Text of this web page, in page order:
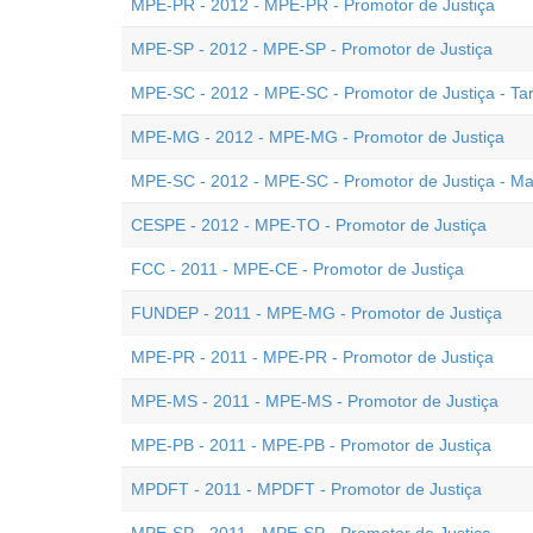
MPE-PR - 2012 - MPE-PR - Promotor de Justiça
MPE-SP - 2012 - MPE-SP - Promotor de Justiça
MPE-SC - 2012 - MPE-SC - Promotor de Justiça -
MPE-MG - 2012 - MPE-MG - Promotor de Justiça
MPE-SC - 2012 - MPE-SC - Promotor de Justiça -
CESPE - 2012 - MPE-TO - Promotor de Justiça
FCC - 2011 - MPE-CE - Promotor de Justiça
FUNDEP - 2011 - MPE-MG - Promotor de Justiça
MPE-PR - 2011 - MPE-PR - Promotor de Justiça
MPE-MS - 2011 - MPE-MS - Promotor de Justiça
MPE-PB - 2011 - MPE-PB - Promotor de Justiça
MPDFT - 2011 - MPDFT - Promotor de Justiça